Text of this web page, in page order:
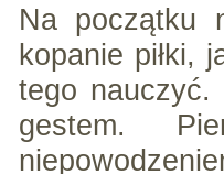
Na początku
kopanie piłki,
tego nauczyć.
gestem.